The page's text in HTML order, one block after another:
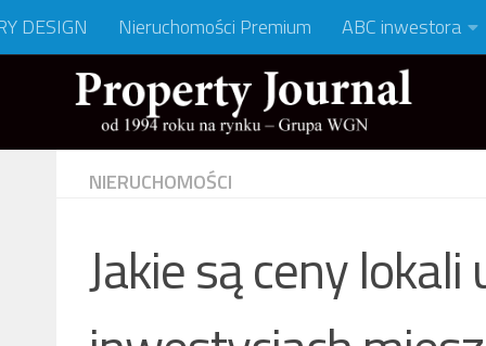
DESIGN Nieruchomości Premium ABC inwestora
NIERUCHOMOŚCI
Jakie są ceny